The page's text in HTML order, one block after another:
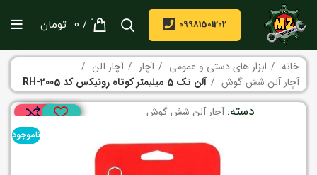
09981501202
0
/
0 تومان
خانه ابزار های دستی و عمومی آچار
آچار آلن
آچار آلن شش گوش
آلن تک 5 میلیمتر کوتاه رونیکس کد RH-2005
دسته: آچار آلن شش گوش
ناموجود